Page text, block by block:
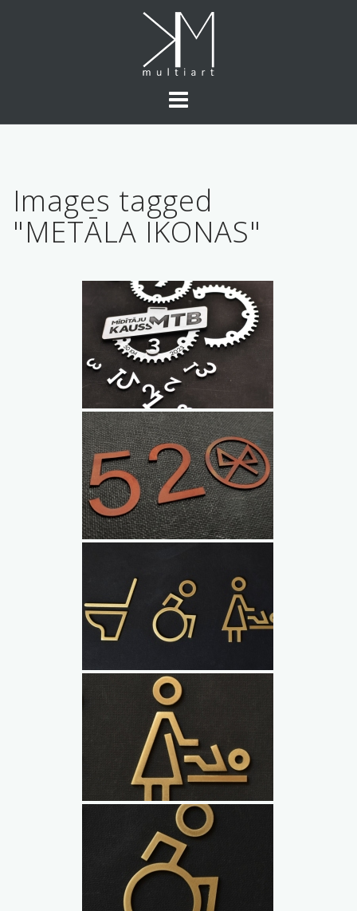
Images tagged
"METĀLA IKONAS"